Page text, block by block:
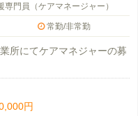
専門員（ケアマネージャー）
常勤/非常勤
所にてケアマネジャーの募
円